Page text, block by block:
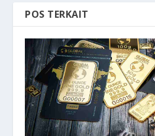
POS TERKAIT